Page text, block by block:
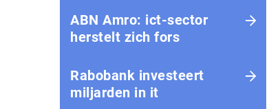
ABN Amro: ict-sector
herstelt zich fors
Rabobank investeert
miljarden in it